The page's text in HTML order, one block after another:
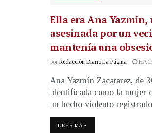
Ella era Ana Yazmín,
asesinada por un
mantenía una
por Redacción Diario La Página
Ana Yazmín Zacatarez, de
identificada como la mujer
un hecho violento
LEER MÁS